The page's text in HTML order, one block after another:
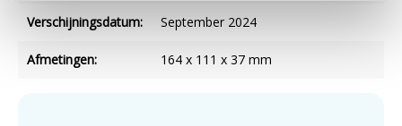
Verschijningsdatum: September 2024
Afmetingen: 164 x 111 x 37 mm